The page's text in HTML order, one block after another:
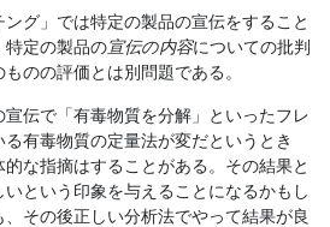
グ」では特定の製品の宣伝をすること
特定の製品の宣伝の内容についての批判
のの評価とは別問題である。
伝で「有毒物質を分解」といったフレ
有毒物質の定量法が変だというとき
な指摘はすることがある。その結果と
という印象を与えることになるかもし
その後正しい分析法でやって結果が良